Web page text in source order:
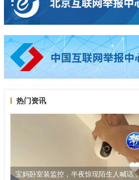
热门资讯
宝妈卧室装监控，半夜惊现陌生人喊话，